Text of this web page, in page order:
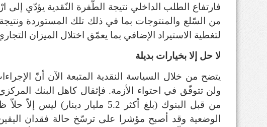
فارتفاع الطلب الداخلي نتيجة الطّفرة النّقدية يؤدّي إلى
من السّلع والمنتوجات بما في ذلك تلك المستوردة
لتغطية الاستيراد الإضافي بما يعمّق اختلال الميزان
لا حل إلا بخيارات بديلة
يتضح من خلال السياسة النقدية المتبعة الآن أنّ
ولن تتوفّق في احتواء الأزمة. فإثقال كاهل البنك
من قبل البنوك(بلغ أكثر 5.2 مليار دينار ) ليس إلاّ حلاّ
الوضعية وقد أصبح مؤشرا على ترسّخ حالة فقدان اليقين